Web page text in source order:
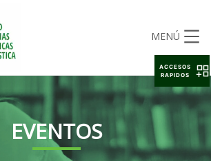
MENÚ
EVENTOS
ACCESOS
RAPIDOS